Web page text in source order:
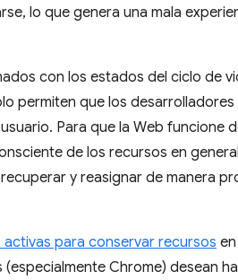
lo que genera una mala
con los estados del ciclo de
permiten que los
Para que la Web funcione
de los recursos en
y reasignar de manera
activas para conservar recursos
Chrome) desean